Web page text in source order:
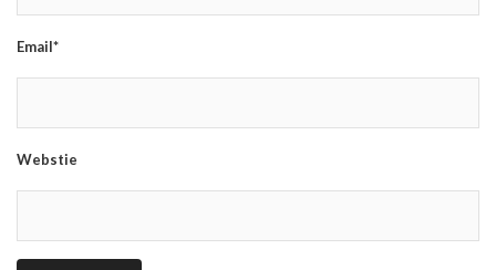
Email*
Webstie